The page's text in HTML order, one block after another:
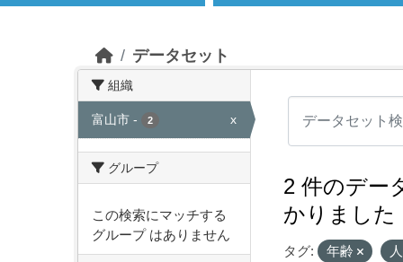
データセット
組織
富山市 - 2 x
グループ
この検索にマッチする
グループ はありません
2 件のデー
かりました
タグ: 年齢